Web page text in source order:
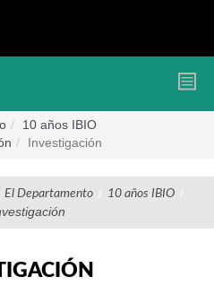
10 años IBIO
Investigación
El Departamento / 10 años IBIO /